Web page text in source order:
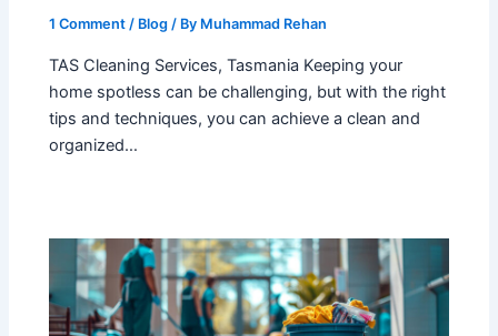
1 Comment / Blog / By Muhammad Rehan
TAS Cleaning Services, Tasmania Keeping your
home spotless can be challenging, but with the right
tips and techniques, you can achieve a clean and
organized…